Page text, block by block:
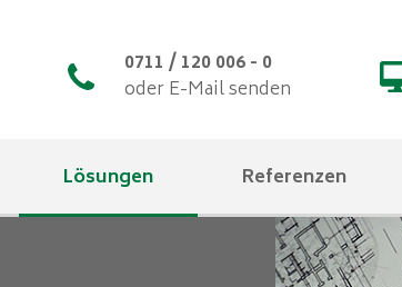
Lösungen Referenzen
0711 / 120 006 - 0
oder E-Mail senden